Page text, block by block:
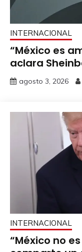
INTERNACIONAL
“México es
aclara
agosto 3, 2026
INTERNACIONAL
“México no